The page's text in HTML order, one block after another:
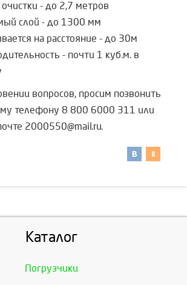
- до 2,7 метров
слой - до 1300 мм
на расстояние - до 30м
- почти 1 куб.м. в
вопросов, просим позвонить
телефону 8 800 6000 311 или
2000550@mail.ru.
Каталог
Погрузчики